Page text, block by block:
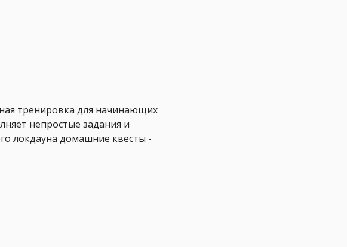
тренировка для начинающих
непростые задания и
локдауна домашние квесты -